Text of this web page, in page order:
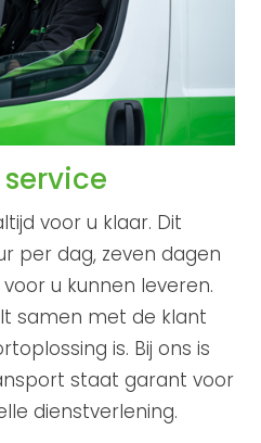
voor u klaar. Dit
per dag, zeven dagen
u kunnen leveren.
samen met de klant
is. Bij ons is
staat garant voor
dienstverlening.